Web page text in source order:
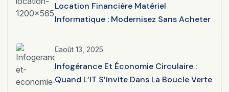
Location Financière Matériel
Informatique : Modernisez Sans Acheter
août 13, 2025
Infogérance Et Économie Circulaire :
Quand L’IT S’invite Dans La Boucle Verte